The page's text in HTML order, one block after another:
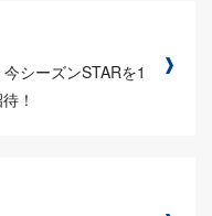
シーズンSTARを1
！